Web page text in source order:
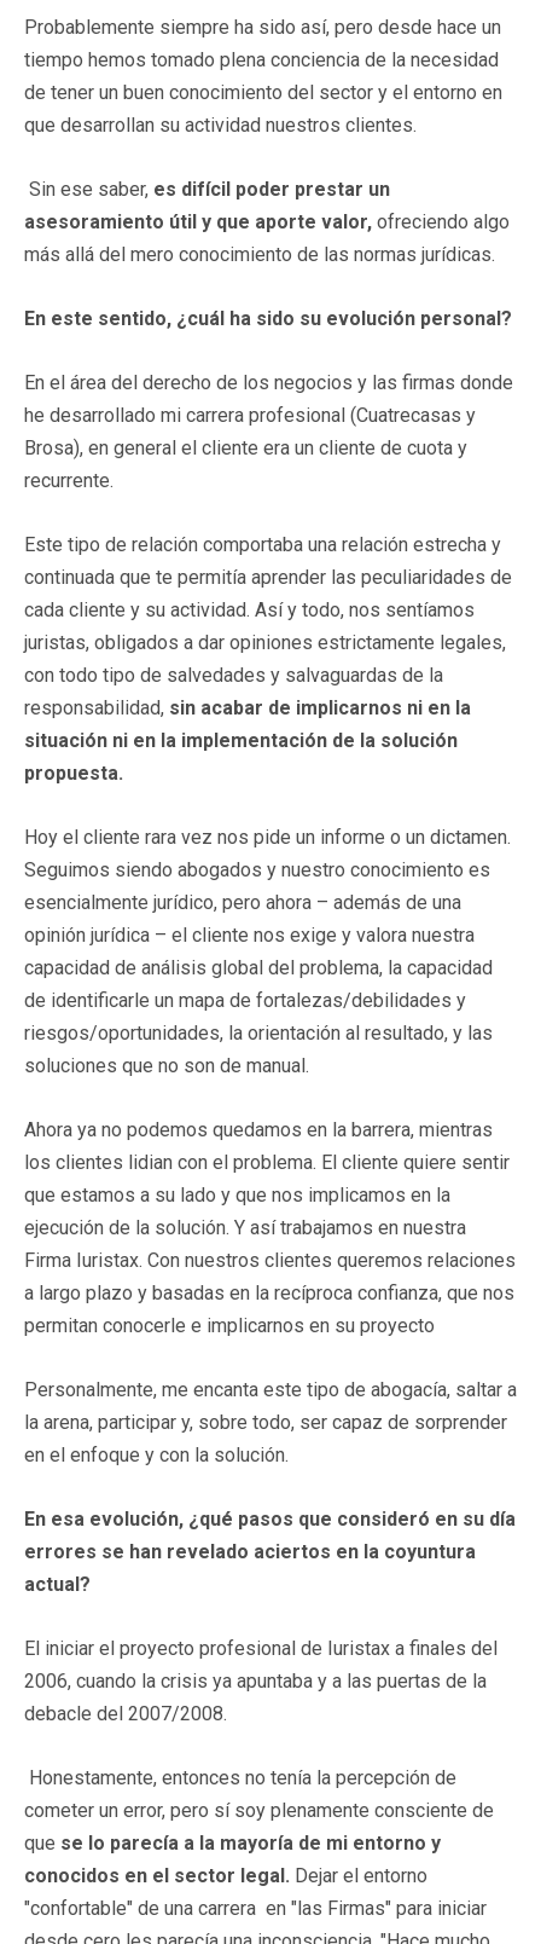
Probablemente siempre ha sido así, pero desde hace un
tiempo hemos tomado plena conciencia de la necesidad
de tener un buen conocimiento del sector y el entorno en
que desarrollan su actividad nuestros clientes.
Sin ese saber, es difícil poder prestar un
asesoramiento útil y que aporte valor, ofreciendo algo
más allá del mero conocimiento de las normas jurídicas.
En este sentido, ¿cuál ha sido su evolución personal?
En el área del derecho de los negocios y las firmas donde
he desarrollado mi carrera profesional (Cuatrecasas y
Brosa), en general el cliente era un cliente de cuota y
recurrente.
Este tipo de relación comportaba una relación estrecha y
continuada que te permitía aprender las peculiaridades de
cada cliente y su actividad. Así y todo, nos sentíamos
juristas, obligados a dar opiniones estrictamente legales,
con todo tipo de salvedades y salvaguardas de la
responsabilidad, sin acabar de implicarnos ni en la
situación ni en la implementación de la solución
propuesta.
Hoy el cliente rara vez nos pide un informe o un dictamen.
Seguimos siendo abogados y nuestro conocimiento es
esencialmente jurídico, pero ahora – además de una
opinión jurídica – el cliente nos exige y valora nuestra
capacidad de análisis global del problema, la capacidad
de identificarle un mapa de fortalezas/debilidades y
riesgos/oportunidades, la orientación al resultado, y las
soluciones que no son de manual.
Ahora ya no podemos quedamos en la barrera, mientras
los clientes lidian con el problema. El cliente quiere sentir
que estamos a su lado y que nos implicamos en la
ejecución de la solución. Y así trabajamos en nuestra
Firma Iuristax. Con nuestros clientes queremos relaciones
a largo plazo y basadas en la recíproca confianza, que nos
permitan conocerle e implicarnos en su proyecto
Personalmente, me encanta este tipo de abogacía, saltar a
la arena, participar y, sobre todo, ser capaz de sorprender
en el enfoque y con la solución.
En esa evolución, ¿qué pasos que consideró en su día
errores se han revelado aciertos en la coyuntura
actual?
El iniciar el proyecto profesional de Iuristax a finales del
2006, cuando la crisis ya apuntaba y a las puertas de la
debacle del 2007/2008.
Honestamente, entonces no tenía la percepción de
cometer un error, pero sí soy plenamente consciente de
que se lo parecía a la mayoría de mi entorno y
conocidos en el sector legal. Dejar el entorno
"confortable" de una carrera en "las Firmas" para iniciar